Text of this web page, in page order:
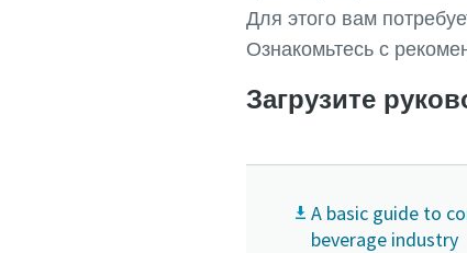
Для этого вам
Ознакомьтесь с
Загрузите
A basic guide to
beverage industry